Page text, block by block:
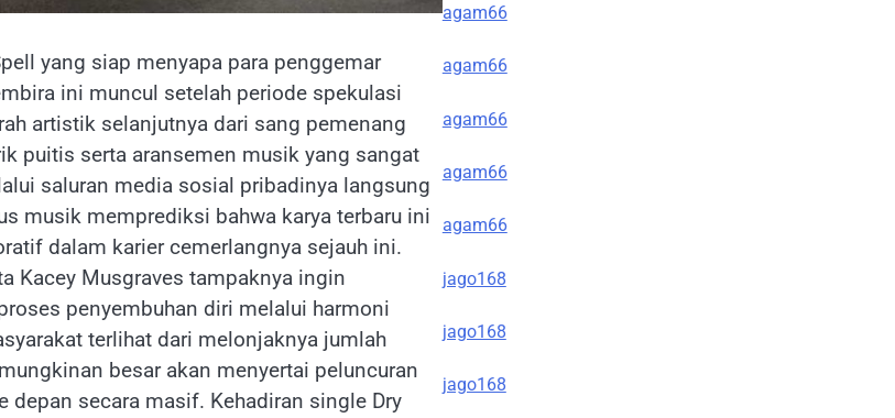
yang siap menyapa para penggemar
ini muncul setelah periode spekulasi
artistik selanjutnya dari sang pemenang
puitis serta aransemen musik yang sangat
saluran media sosial pribadinya langsung
musik memprediksi bahwa karya terbaru ini
dalam karier cemerlangnya sejauh ini.
Kacey Musgraves tampaknya ingin
penyembuhan diri melalui harmoni
terlihat dari melonjaknya jumlah
besar akan menyertai peluncuran
secara masif. Kehadiran single Dry
agam66
agam66
agam66
agam66
agam66
jago168
jago168
jago168